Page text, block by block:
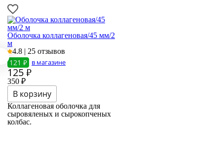
Оболочка коллагеновая/45 мм/2
м
4.8 | 25 отзывов
121 ₽ в магазине
125₽
350 ₽
Коллагеновая оболочка для
сыровяленых и сырокопченых
колбас.